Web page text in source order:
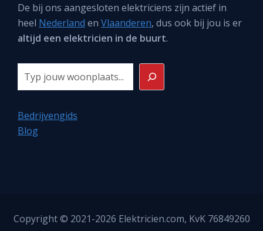
De bij ons aangesloten elektriciens zijn actief in
heel Nederland en Vlaanderen, dus ook bij jou is er
altijd een elektricien in de buurt.
Zoeken
Bedrijvengids
Blog
Copyright © 2021-2026 Elektricien.com, KvK 76849260